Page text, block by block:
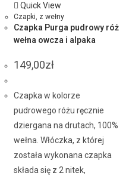
Quick View
Czapki, z wełny
Czapka Purga pudrowy róż
wełna owcza i alpaka
149,00zł
Czapka w kolorze
pudrowego różu ręcznie
dziergana na drutach, 100%
wełna. Włóczka, z której
została wykonana czapka
składa się z 2 nitek,